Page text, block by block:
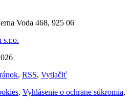
Voda 468, 925 06
s.r.o.
, RSS, Vytlačiť
, Vyhlásenie o ochrane súkromia,